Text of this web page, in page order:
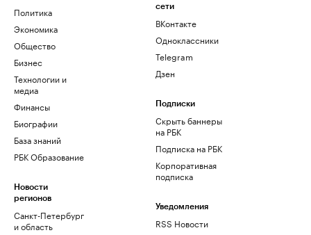
Политика
Экономика
Общество
Бизнес
Технологии и
медиа
Финансы
Биографии
База знаний
РБК Образование
Новости
регионов
Санкт-Петербург
и область
сети
ВКонтакте
Одноклассники
Telegram
Дзен
Подписки
Скрыть баннеры
на РБК
Подписка на РБК
Корпоративная
подписка
Уведомления
RSS Новости